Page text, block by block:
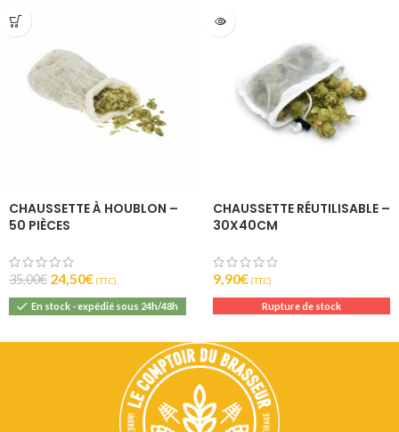
CHAUSSETTE À HOUBLON –
50 PIÈCES
35,00€ 24,50€ (T.T.C).
En stock - expédié sous 24h/48h
CHAUSSETTE RÉUTILISABLE –
30X40CM
9,90€ (T.T.C).
Rupture de stock